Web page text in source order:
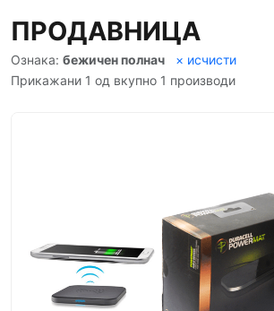
ПРОДАВНИЦА
Ознака: бежичен полнач
× исчисти
Прикажани 1 од вкупно 1 производи